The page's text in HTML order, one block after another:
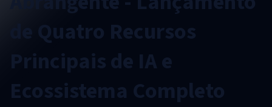
de Quatro Recursos
Principais de IA e
Ecossistema Completo